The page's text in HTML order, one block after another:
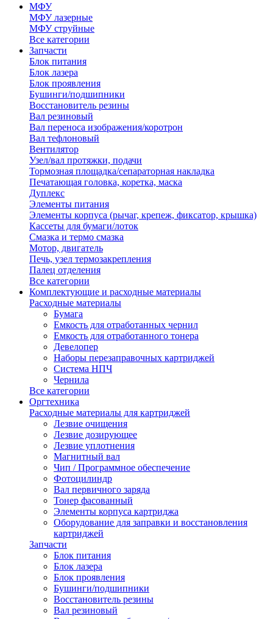
МФУ
МФУ лазерные
МФУ струйные
Все категории
Запчасти
Блок питания
Блок лазера
Блок проявления
Бушинги/подшипники
Восстановитель резины
Вал резиновый
Вал переноса изображения/коротрон
Вал тефлоновый
Вентилятор
Узел/вал протяжки, подачи
Тормозная площадка/сепараторная накладка
Печатающая головка, коретка, маска
Дуплекс
Элементы питания
Элементы корпуса (рычаг, крепеж, фиксатор, крышка)
Кассеты для бумаги/лоток
Смазка и термо смазка
Мотор, двигатель
Печь, узел термозакрепления
Палец отделения
Все категории
Комплектующие и расходные материалы
Расходные материалы
Бумага
Емкость для отработанных чернил
Емкость для отработанного тонера
Девелопер
Наборы перезаправочных картриджей
Система НПЧ
Чернила
Все категории
Оргтехника
Расходные материалы для картриджей
Лезвие очищения
Лезвие дозирующее
Лезвие уплотнения
Магнитный вал
Чип / Программное обеспечение
Фотоцилиндр
Вал первичного заряда
Тонер фасованный
Элементы корпуса картриджа
Оборудование для заправки и восстановления
картриджей
Запчасти
Блок питания
Блок лазера
Блок проявления
Бушинги/подшипники
Восстановитель резины
Вал резиновый